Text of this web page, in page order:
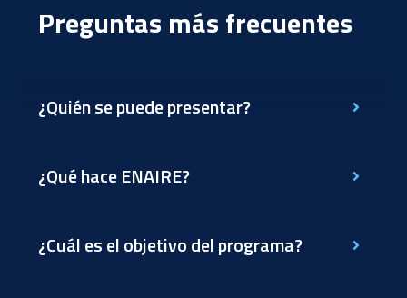
Preguntas más frecuentes
¿Quién se puede presentar?
¿Qué hace ENAIRE?
¿Cuál es el objetivo del programa?